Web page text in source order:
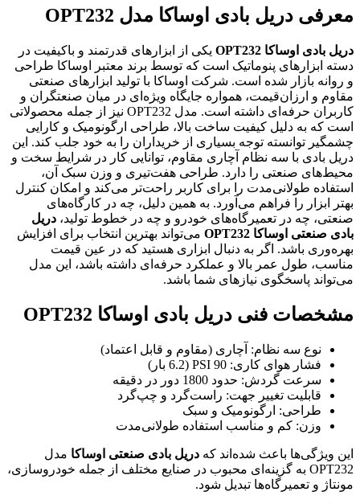
معرفی دریل بادی اوساکا مدل OPT232
دریل بادی اوساکا OPT232
یکی از ابزارهای قدرتمند و باکیفیت در
دسته ابزارهای پنوماتیک است که توسط برند معتبر اوساکا طراحی
و روانه بازار شده است. شرکت اوساکا با تولید ابزارهای صنعتی
مقاوم و ارزان‌قیمت، همواره جایگاه ویژه‌ای در میان صنعتگران و
کاربران حرفه‌ای داشته است. مدل OPT232 نیز از جمله محصولاتی
است که به دلیل کیفیت ساخت بالا، طراحی ارگونومیک و کارایی
چشمگیر توانسته توجه بسیاری از خریداران را به خود جلب کند. این
دریل بادی با سه نظام آچاری مقاوم، توانایی کار در شرایط سخت و
محیط‌های صنعتی را دارد. طراحی هفت‌تیری و وزن سبک آن،
استفاده طولانی‌مدت را برای کاربر راحت‌تر می‌کند و امکان کنترل
بهتر ابزار را فراهم می‌آورد. به همین دلیل، چه در کارگاه‌های
صنعتی، چه در تعمیرگاه‌های خودرو و چه در خطوط تولید، دریل
بادی صنعتی اوساکا OPT232
می‌تواند بهترین انتخاب برای افزایش
بهره‌وری باشد. اگر به دنبال ابزاری هستید که در عین قیمت
مناسب، طول عمر بالا و عملکرد حرفه‌ای داشته باشد، این مدل
می‌تواند پاسخگوی نیازهای شما باشد.
مشخصات فنی دریل بادی اوساکا OPT232
نوع سه نظام: آچاری (مقاوم و قابل اعتماد)
فشار هوای کاری: 90 PSI (6.2 بار)
سرعت گردش: حدود 1800 دور در دقیقه
قابلیت تغییر جهت: راست‌گرد و چپ‌گرد
طراحی: ارگونومیک و سبک
وزن: کم و مناسب استفاده طولانی‌مدت
این ویژگی‌ها باعث شده‌اند که دریل بادی صنعتی اوساکا مدل
OPT232 به گزینه‌ای محبوب در صنایع مختلف از جمله خودروسازی،
مونتاژ و تعمیرگاه‌ها تبدیل شود.